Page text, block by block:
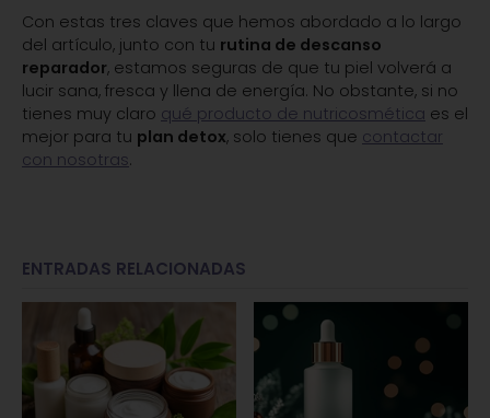
Con estas tres claves que hemos abordado a lo largo
del artículo, junto con tu rutina de descanso
reparador, estamos seguras de que tu piel volverá a
lucir sana, fresca y llena de energía. No obstante, si no
tienes muy claro qué producto de nutricosmética es el
mejor para tu plan detox, solo tienes que contactar
con nosotras.
ENTRADAS RELACIONADAS